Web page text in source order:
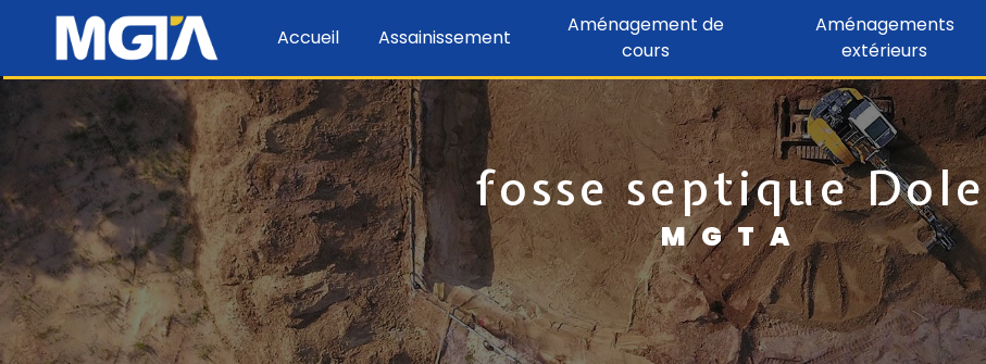
Accueil Assainissement
Aménagement de
cours
Aménagements
extérieurs
fosse septique Dole
MGTA
Panneau de gestion des cookies